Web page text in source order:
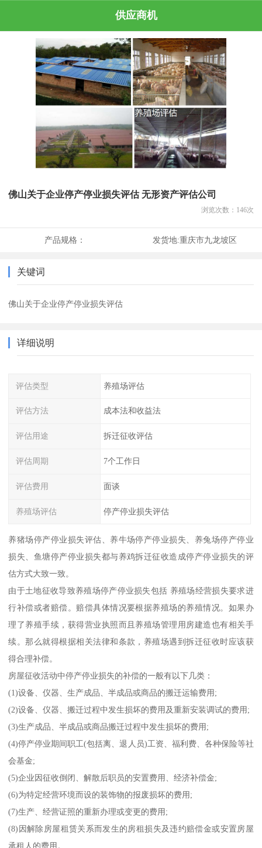
供应商机
佛山关于企业停产停业损失评估 无形资产评估公司
浏览次数： 146次
产品规格： 发货地:重庆市九龙坡区
关键词
佛山关于企业停产停业损失评估
详细说明
评估类型 养殖场评估
评估方法 成本法和收益法
评估用途 拆迁征收评估
评估周期 7个工作日
评估费用 面谈
养殖场评估 停产停业损失评估
养猪场停产停业损失评估、养牛场停产停业损失、养兔场停产停业
损失、鱼塘停产停业损失都与养鸡拆迁征收造成停产停业损失的评
估方式大致一致。
由于土地征收导致养殖场停产停业损失包括 养殖场经营损失要求进
行补偿或者赔偿。赔偿具体情况要根据养殖场的养殖情况。如果办
理了养殖手续，获得营业执照而且养殖场管理用房建造也有相关手
续。那么就得根据相关法律和条款，养殖场遇到拆迁征收时应该获
得合理补偿。
房屋征收活动中停产停业损失的补偿的一般有以下几类：
(1)设备、仪器、生产成品、半成品或商品的搬迁运输费用;
(2)设备、仪器、搬迁过程中发生损坏的费用及重新安装调试的费用;
(3)生产成品、半成品或商品搬迁过程中发生损坏的费用;
(4)停产停业期间职工(包括离、退人员)工资、福利费、各种保险等社
会基金;
(5)企业因征收倒闭、解散后职员的安置费用、经济补偿金;
(6)为特定经营环境而设的装饰物的报废损坏的费用;
(7)生产、经营证照的重新办理或变更的费用;
(8)因解除房屋租赁关系而发生的房租损失及违约赔偿金或安置房屋
承租人的费用。